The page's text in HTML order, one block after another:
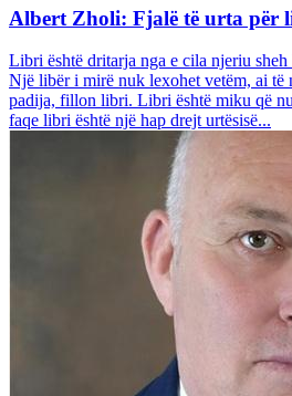
Albert Zholi: Fjalë të urta për
Libri është dritarja nga e cila njeriu
Një libër i mirë nuk lexohet vetëm, ai
padija, fillon libri. Libri është miku që
faqe libri është një hap drejt urtësisë...